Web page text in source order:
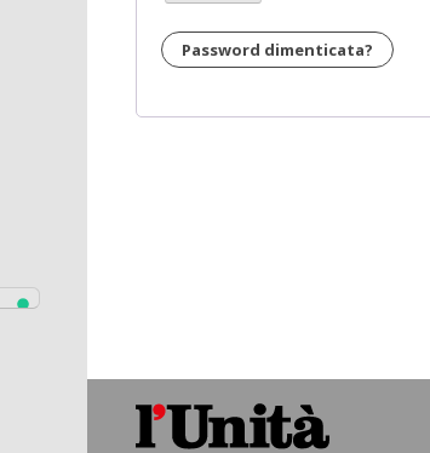
Password dimenticata?